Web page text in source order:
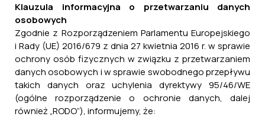
Klauzula informacyjna o przetwarzaniu danych
osobowych
Zgodnie z Rozporządzeniem Parlamentu Europejskiego
i Rady (UE) 2016/679 z dnia 27 kwietnia 2016 r. w sprawie
ochrony osób fizycznych w związku z przetwarzaniem
danych osobowych i w sprawie swobodnego przepływu
takich danych oraz uchylenia dyrektywy 95/46/WE
(ogólne rozporządzenie o ochronie danych, dalej
również „RODO”), informujemy, że: